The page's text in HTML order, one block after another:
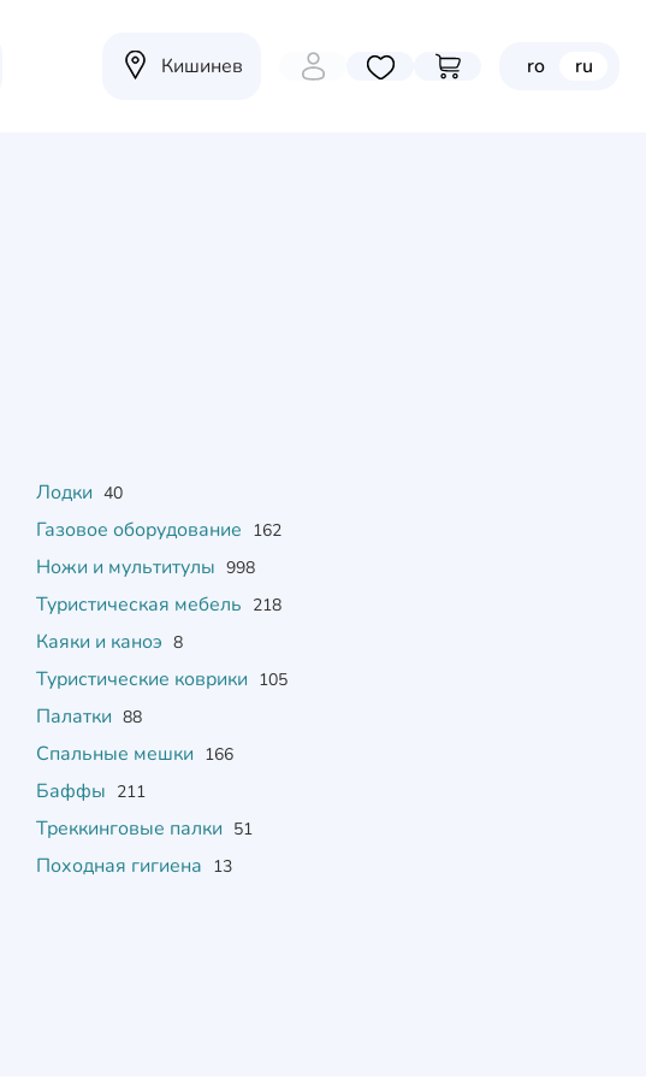
Кишинев Избранные товары
Перейти в корзину
ro ru
Лодки 40
Газовое оборудование 162
Ножи и мультитулы 998
Туристическая мебель 218
Каяки и каноэ 8
Туристические коврики 105
Палатки 88
Спальные мешки 166
Баффы 211
Треккинговые палки 51
Походная гигиена 13